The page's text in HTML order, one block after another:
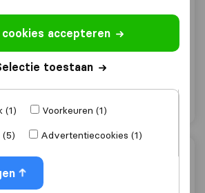
aan Bekijk profiel
accepteren
toestaan
(1)
Voorkeuren (1)
(5)
Advertentiecookies (1)